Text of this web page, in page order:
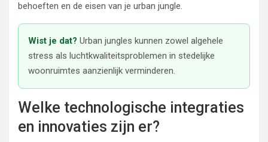
behoeften en de eisen van je urban jungle.
Wist je dat? Urban jungles kunnen zowel algehele
stress als luchtkwaliteitsproblemen in stedelijke
woonruimtes aanzienlijk verminderen.
Welke technologische integraties
en innovaties zijn er?